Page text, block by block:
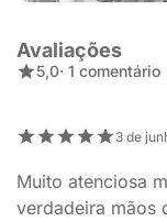
Avaliações
5,0· 1 comentário
3 de
Muito atenciosa
verdadeira mãos